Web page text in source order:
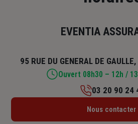
EVENTIA
95 RUE DU GENERAL DE
Lundi : 09h – 12h / 14h –
03 20 90 24
Nous contacter